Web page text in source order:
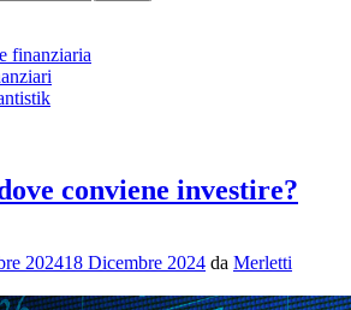
finanziaria
conviene investire?
202418 Dicembre 2024 da Merletti